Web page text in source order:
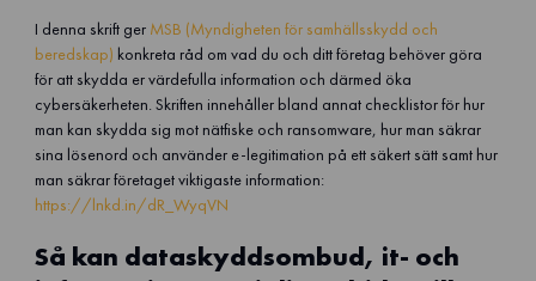
I denna skrift ger MSB (Myndigheten för samhällsskydd och
beredskap) konkreta råd om vad du och ditt företag behöver göra
för att skydda er värdefulla information och därmed öka
cybersäkerheten. Skriften innehåller bland annat checklistor för hur
man kan skydda sig mot nätfiske och ransomware, hur man säkrar
sina lösenord och använder e-legitimation på ett säkert sätt samt hur
man säkrar företaget viktigaste information:
https://lnkd.in/dR_WyqVN
Så kan dataskyddsombud, it- och